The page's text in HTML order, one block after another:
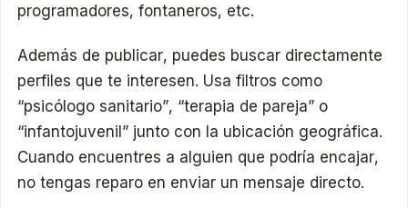
programadores, fontaneros, etc.
Además de publicar, puedes buscar directamente
perfiles que te interesen. Usa filtros como
“psicólogo sanitario”, “terapia de pareja” o
“infantojuvenil” junto con la ubicación geográfica.
Cuando encuentres a alguien que podría encajar,
no tengas reparo en enviar un mensaje directo.